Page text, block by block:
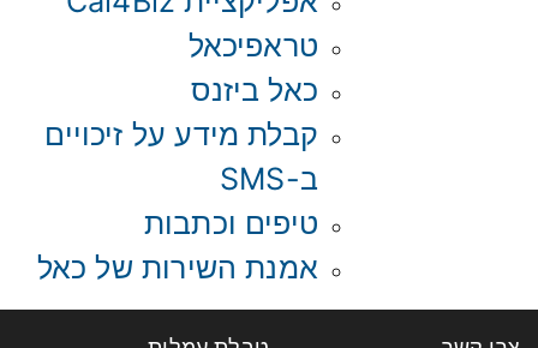
טראפיכאל
כאל ביזנס
קבלת מידע על זיכויים
ב-SMS
טיפים וכתבות
אמנת השירות של כאל